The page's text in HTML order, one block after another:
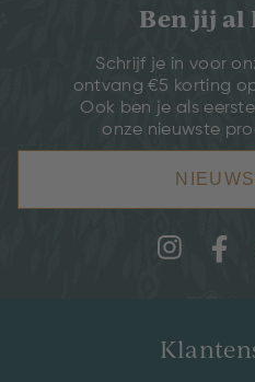
Ben jij al
Schrijf je in voor
ontvang €5 korting
Ook ben je als
onze nieuwste